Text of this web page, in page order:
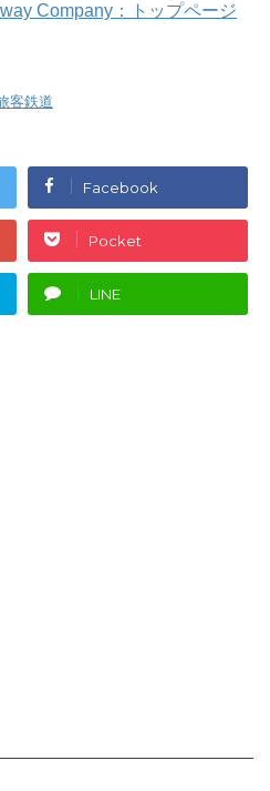
Company：トップページ
客鉄道
Facebook
Pocket
LINE